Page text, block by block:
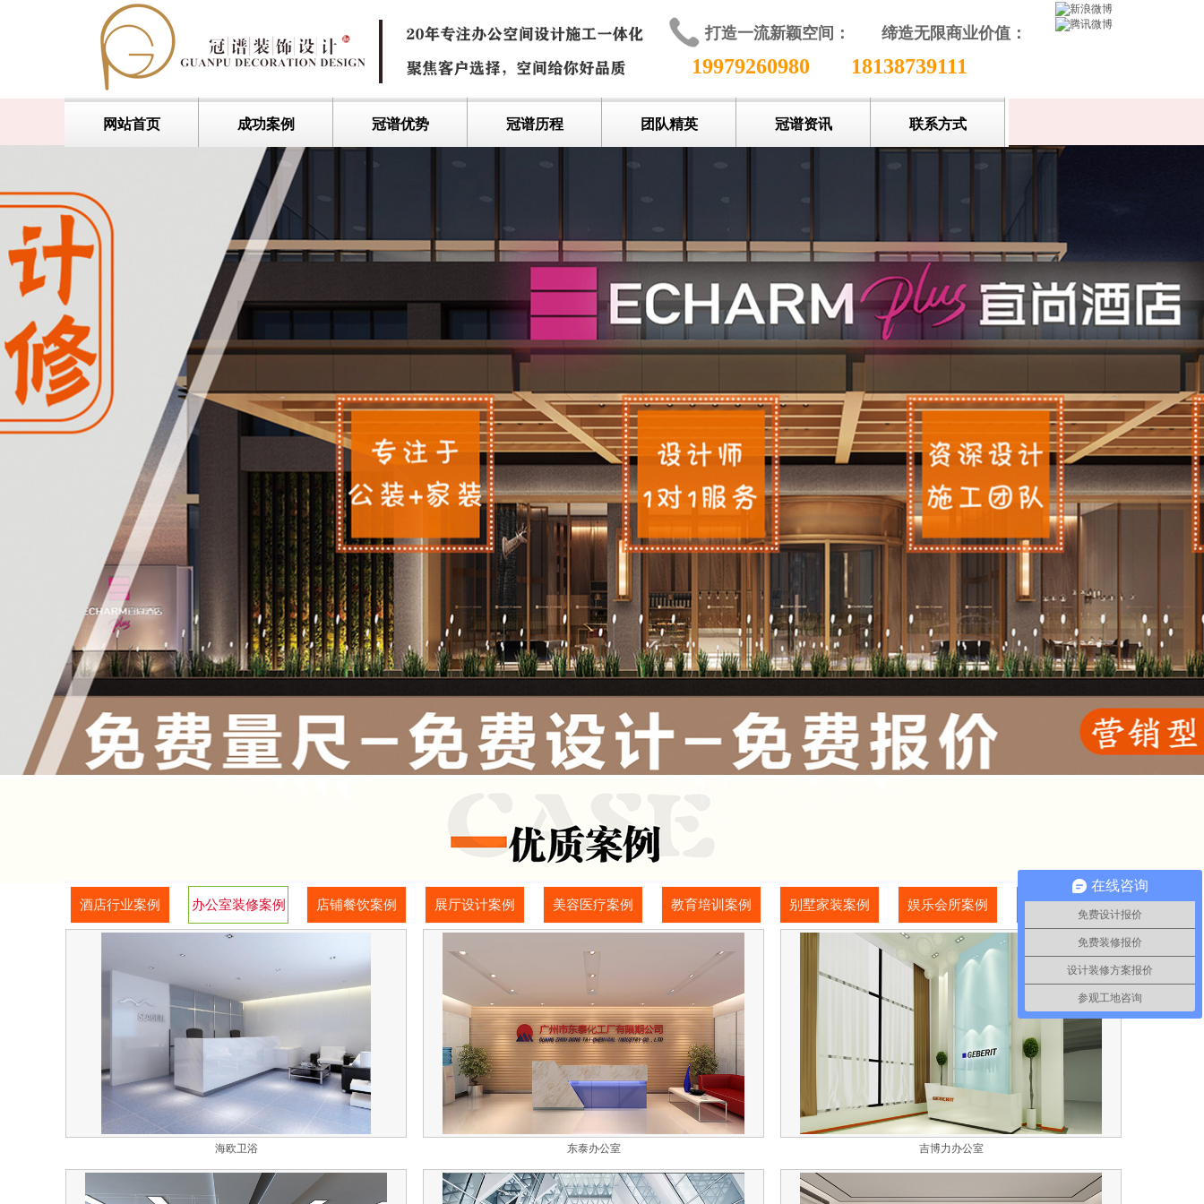
打造一流新颖空间： 缔造无限商业价值 ：
19979260980 18138739111
网站首页 成功案例 冠谱优势 冠谱历程 团队精英 冠谱资讯 联系方式
海欧卫浴 东泰办公室 吉博力办公室
酒店行业案例 办公室装修案例 店铺餐饮案例 展厅设计案例 美容医疗案例 教育培训案例 别墅家装案例 娱乐会所案例 其他行业案例
在线咨询
免费设计报价
免费装修报价
设计装修方案报价
参观工地咨询